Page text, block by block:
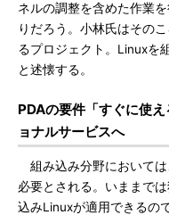
ネルの調整を含めた作業
りだろう。小林氏はその
るプロジェクト。Linuxを
と述懐する。
PDAの要件「すぐに使
ョナルサービスへ
組み込み分野において
必要とされる。いままで
込みLinuxが適用できるの